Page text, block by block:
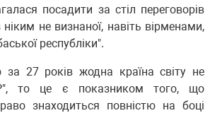
посадити за стіл переговорів
ніким не визнаної, навіть вірменами,
республіки".
27 років жодна країна світу не
то це є показником того, що
знаходиться повністю на боці